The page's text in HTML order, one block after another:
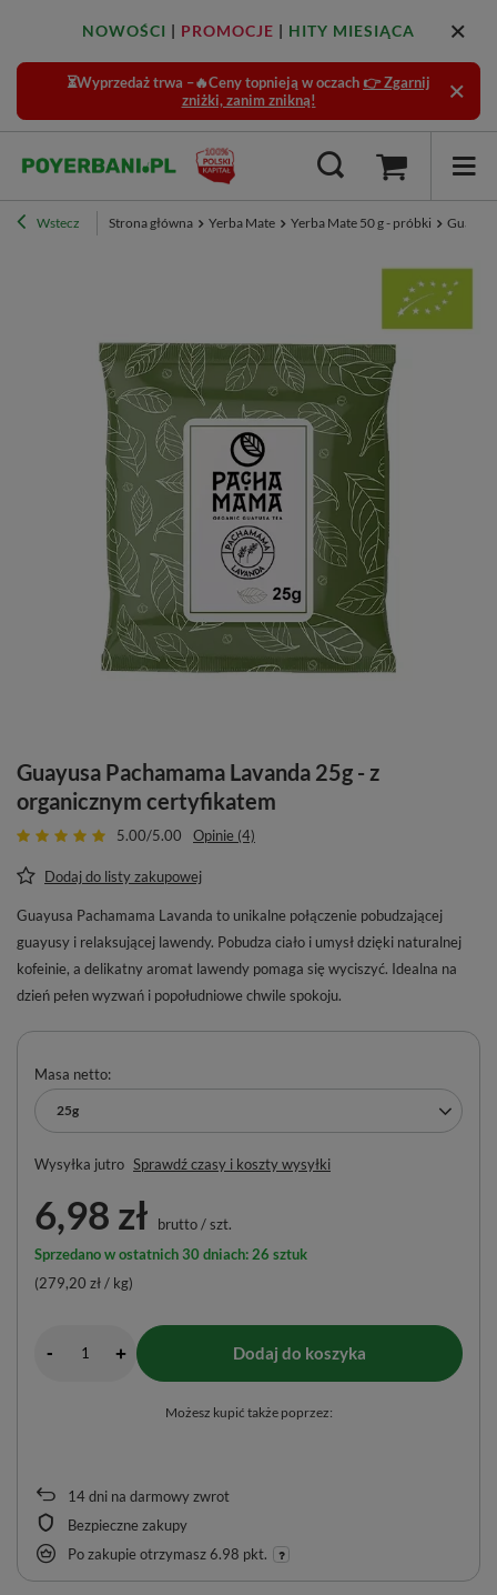
NOWOŚCI | PROMOCJE | HITY MIESIĄCA
⏳Wyprzedaż trwa –🔥Ceny topnieją w oczach 👉 Zgarnij
zniżki, zanim znikną!
Wstecz Strona główna Yerba Mate Yerba Mate 50 g - próbki
Guayusa Pachamama Lavanda 25g - z
organicznym certyfikatem
5.00/5.00 Opinie (4)
Dodaj do listy zakupowej
Guayusa Pachamama Lavanda to unikalne połączenie pobudzającej
guayusy i relaksującej lawendy. Pobudza ciało i umysł dzięki naturalnej
kofeinie, a delikatny aromat lawendy pomaga się wyciszyć. Idealna na
dzień pełen wyzwań i popołudniowe chwile spokoju.
Masa netto
25g
14dni na darmowy zwrot
Bezpieczne zakupy
Po zakupie otrzymasz6.98 pkt.
Wysyłka jutro Sprawdź czasy i koszty wysyłki
6,98 zł brutto/szt.
Sprzedano w ostatnich 30 dniach: 26 sztuk
(279,20 zł / kg)
- + Dodaj do koszyka
Możesz kupić także poprzez: